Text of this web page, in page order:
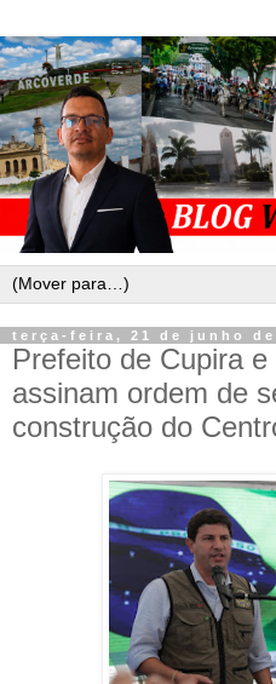
terça-feira, 21 de junho de
Prefeito de Cupira
assinam ordem de
construção do